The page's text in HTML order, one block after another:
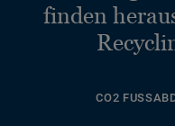
finden
CO2